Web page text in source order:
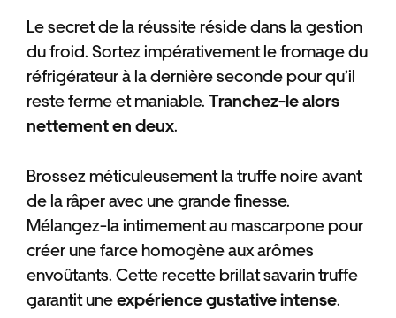
Le secret de la réussite réside dans la gestion
du froid. Sortez impérativement le fromage du
réfrigérateur à la dernière seconde pour qu’il
reste ferme et maniable. Tranchez-le alors
nettement en deux.
Brossez méticuleusement la truffe noire avant
de la râper avec une grande finesse.
Mélangez-la intimement au mascarpone pour
créer une farce homogène aux arômes
envoûtants. Cette recette brillat savarin truffe
garantit uneexpérience gustative intense.